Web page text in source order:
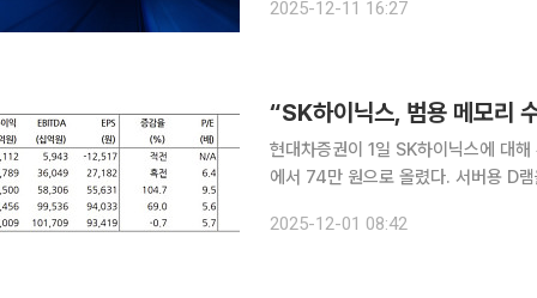
한 MSP 전문 상장사로 꼽히는 가운
2025-12-11 16:27
“SK하이닉스, 범용 메모리
현대차증권이 1일 SK하이닉스에 대
에서 74만 원으로 올렸다. 서버용 D
미 클라우드서비스사업자(CSP)를 중
2025-12-01 08:42